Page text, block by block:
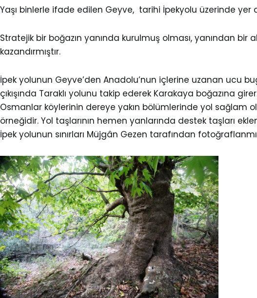
Yaşı binlerle ifade edilen Geyve, tarihi İpekyolu üzerinde yer
Stratejik bir boğazın yanında kurulmuş olması, yanından
kazandırmıştır.
İpek yolunun Geyve’den Anadolu’nun içlerine uzanan ucu
çıkışında Taraklı yolunu takip ederek Karakaya boğazına
Osmanlar köylerinin dereye yakın bölümlerinde yol sağlam
örneğidir. Yol taşlarının hemen yanlarında destek taşları
İpek yolunun sınırları Müjgân Gezen tarafından